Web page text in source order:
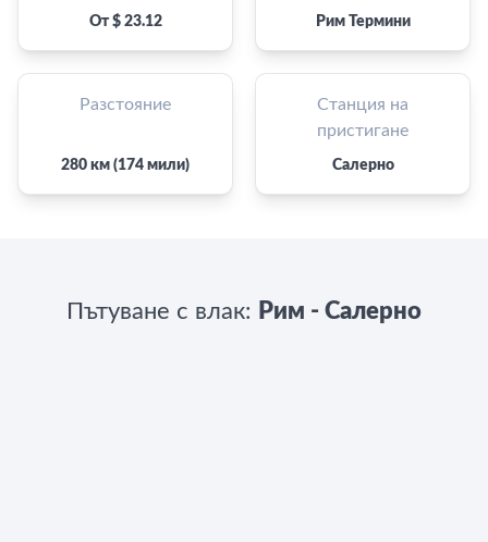
От $ 23.12
Разстояние
280 км (174 мили)
Рим Термини
Станция на
пристигане
Салерно
Пътуване с влак: Рим - Салерно